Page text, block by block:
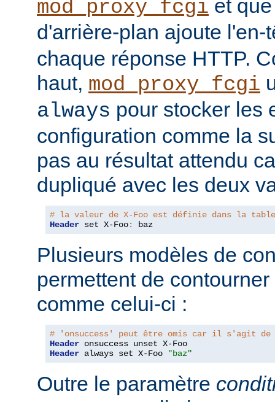
mod_proxy_fcgi et
d'arrière-plan ajoute
chaque réponse HTTP.
haut, mod_proxy_fcgi
always pour stocker les
configuration comme la
pas au résultat attendu
dupliqué avec les deux
# la valeur de X-Foo est définie dans la
Header set X-Foo: baz
Plusieurs modèles de
permettent de
comme celui-ci :
# 'onsuccess' peut être omis car il s'agit de
Header
Header always set X-Foo "baz"
Outre le paramètre